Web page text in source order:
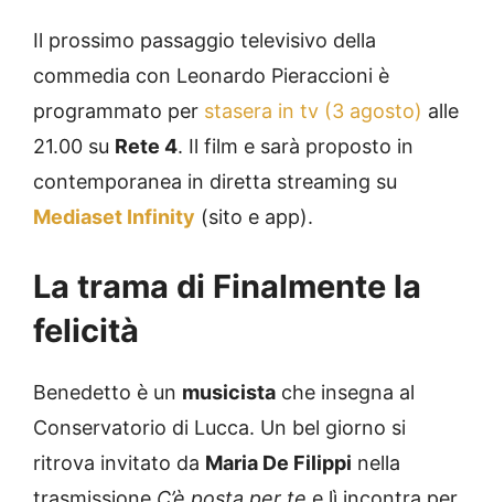
Il prossimo passaggio televisivo della
commedia con Leonardo Pieraccioni è
programmato per stasera in tv (3 agosto) alle
21.00 su Rete 4. Il film e sarà proposto in
contemporanea in diretta streaming su
Mediaset Infinity (sito e app).
La trama di Finalmente la
felicità
Benedetto è un musicista che insegna al
Conservatorio di Lucca. Un bel giorno si
ritrova invitato da Maria De Filippi nella